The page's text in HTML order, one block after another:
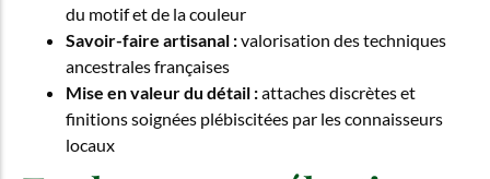
du motif et de la couleur
Savoir-faire artisanal :valorisation des techniques
ancestrales françaises
Mise en valeur du détail :attaches discrètes et
finitions soignées plébiscitées par les connaisseurs
locaux